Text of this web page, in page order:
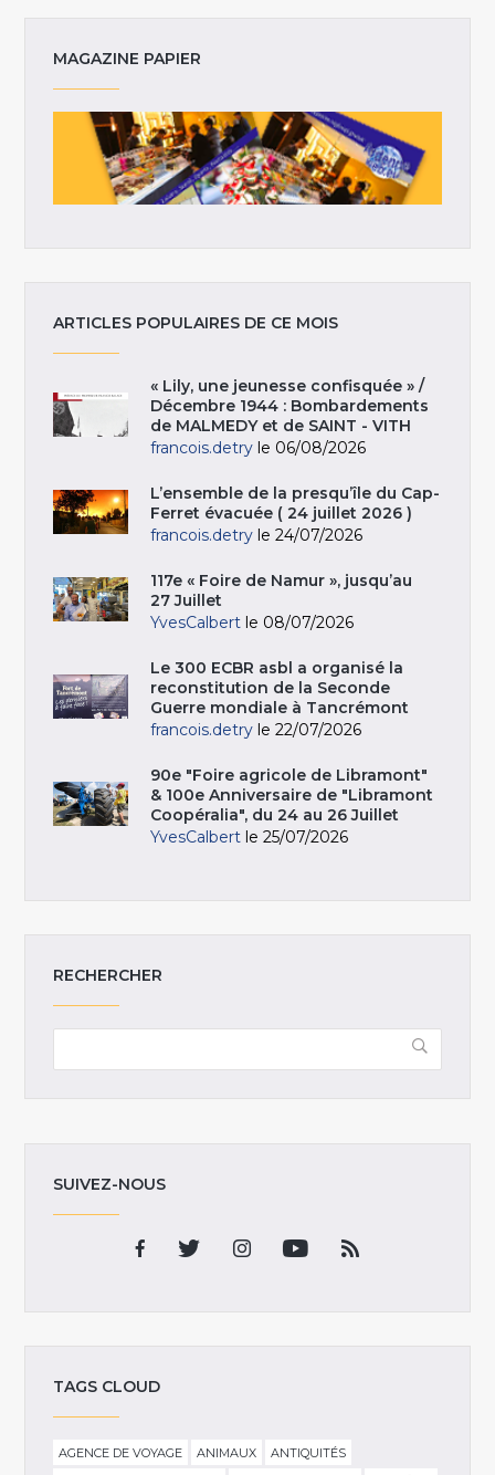
MAGAZINE PAPIER
ARTICLES POPULAIRES DE CE MOIS
« Lily, une jeunesse confisquée » /
Décembre 1944 : Bombardements
de MALMEDY et de SAINT - VITH
francois.detry le 06/08/2026
L’ensemble de la presqu’île du Cap-
Ferret évacuée ( 24 juillet 2026 )
francois.detry le 24/07/2026
117e « Foire de Namur », jusqu’au
27 Juillet
YvesCalbert le 08/07/2026
Le 300 ECBR asbl a organisé la
reconstitution de la Seconde
Guerre mondiale à Tancrémont
francois.detry le 22/07/2026
90e "Foire agricole de Libramont"
& 100e Anniversaire de "Libramont
Coopéralia", du 24 au 26 Juillet
YvesCalbert le 25/07/2026
RECHERCHER
SUIVEZ-NOUS
TAGS CLOUD
AGENCE DE VOYAGE ANIMAUX
ANTIQUITÉS